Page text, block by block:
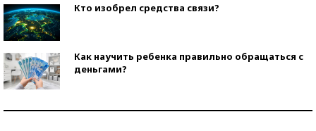
Кто изобрел средства связи?
Как научить ребенка правильно обращаться с
деньгами?